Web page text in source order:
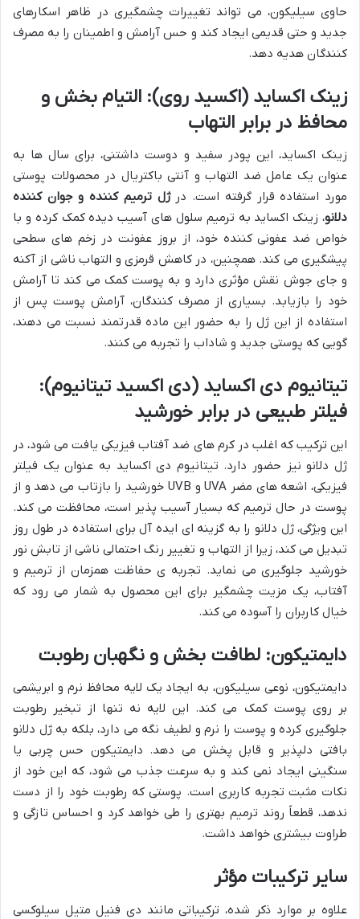
حاوی سیلیکون، می تواند تغییرات چشمگیری در ظاهر اسکارهای
جدید و حتی قدیمی ایجاد کند و حس آرامش و اطمینان را به مصرف
کنندگان هدیه دهد.
زینک اکساید (اکسید روی): التیام بخش و
محافظ در برابر التهاب
زینک اکساید، این پودر سفید و دوست داشتنی، برای سال ها به
عنوان یک عامل ضد التهاب و آنتی باکتریال در محصولات پوستی
مورد استفاده قرار گرفته است. درژل ترمیم کننده و جوان کننده
دلانو، زینک اکساید به ترمیم سلول های آسیب دیده کمک کرده و با
خواص ضد عفونی کننده خود، از بروز عفونت در زخم های سطحی
پیشگیری می کند. همچنین، در کاهش قرمزی و التهاب ناشی از آکنه
و جای جوش نقش مؤثری دارد و به پوست کمک می کند تا آرامش
خود را بازیابد. بسیاری از مصرف کنندگان، آرامش پوست پس از
استفاده از این ژل را به حضور این ماده قدرتمند نسبت می دهند،
گویی که پوستی جدید و شاداب را تجربه می کنند.
تیتانیوم دی اکساید (دی اکسید تیتانیوم):
فیلتر طبیعی در برابر خورشید
این ترکیب که اغلب در کرم های ضد آفتاب فیزیکی یافت می شود، در
ژل دلانو نیز حضور دارد. تیتانیوم دی اکساید به عنوان یک فیلتر
فیزیکی، اشعه های مضر UVA و UVB خورشید را بازتاب می دهد و از
پوست در حال ترمیم که بسیار آسیب پذیر است، محافظت می کند.
این ویژگی، ژل دلانو را به گزینه ای ایده آل برای استفاده در طول روز
تبدیل می کند، زیرا از التهاب و تغییر رنگ احتمالی ناشی از تابش نور
خورشید جلوگیری می نماید. تجربه ی حفاظت همزمان از ترمیم و
آفتاب، یک مزیت چشمگیر برای این محصول به شمار می رود که
خیال کاربران را آسوده می کند.
دایمتیکون: لطافت بخش و نگهبان رطوبت
دایمتیکون، نوعی سیلیکون، به ایجاد یک لایه محافظ نرم و ابریشمی
بر روی پوست کمک می کند. این لایه نه تنها از تبخیر رطوبت
جلوگیری کرده و پوست را نرم و لطیف نگه می دارد، بلکه به ژل دلانو
بافتی دلپذیر و قابل پخش می دهد. دایمتیکون حس چربی یا
سنگینی ایجاد نمی کند و به سرعت جذب می شود، که این خود از
نکات مثبت تجربه کاربری است. پوستی که رطوبت خود را از دست
ندهد، قطعاً روند ترمیم بهتری را طی خواهد کرد و احساس تازگی و
طراوت بیشتری خواهد داشت.
سایر ترکیبات مؤثر
علاوه بر موارد ذکر شده، ترکیباتی مانند دی فنیل متیل سیلوکسی